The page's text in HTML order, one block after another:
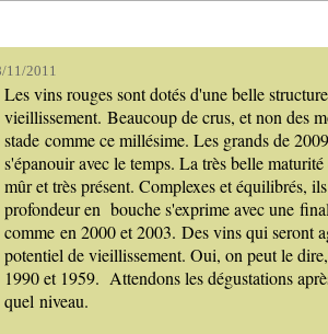
11/2011
Les vins rouges sont dotés d'une belle
vieillissement. Beaucoup de crus, et non des
stade comme ce millésime. Les grands de
s'épanouir avec le temps. La très belle
mûr et très présent. Complexes et équilibrés,
profondeur en bouche s'exprime avec une
comme en 2000 et 2003. Des vins qui seront
potentiel de vieillissement. Oui, on peut le
1990 et 1959. Attendons les dégustations
quel niveau.